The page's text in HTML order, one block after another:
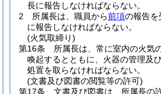
長に報告しなければならない。
2
所属長は、職員から前項の報告を
に報告しなければならない。
(火気取締り)
第16条
所属長は、常に室内の火気
喚起するとともに、火器の管理及
処置を取らなければならない。
(文書及び図書の閲覧等の許可)
第17条
文書及び図書は、所属長の